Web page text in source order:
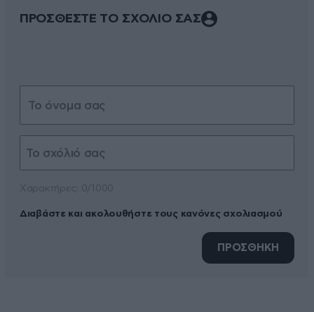
ΠΡΟΣΘΕΣΤΕ ΤΟ ΣΧΟΛΙΟ ΣΑΣ
Διαβάστε και ακολουθήστε τους κανόνες σχολιασμού
ΠΡΟΣΘΗΚΗ